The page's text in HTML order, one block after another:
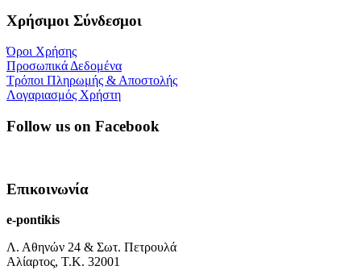
Χρήσιμοι Σύνδεσμοι
Όροι Χρήσης
Προσωπικά Δεδομένα
Τρόποι Πληρωμής & Αποστολής
Λογαριασμός Χρήστη
Follow us on Facebook
Επικοινωνία
e-pontikis
Λ. Αθηνών 24 & Σωτ. Πετρουλά
Αλίαρτος, Τ.Κ. 32001